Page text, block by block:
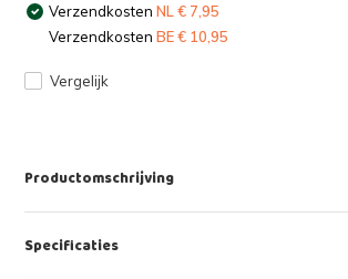
VerzendkostenNL € 7,95
VerzendkostenBE € 10,95
Vergelijk
Productomschrijving
Specificaties